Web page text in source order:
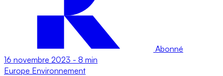
Abonné
16 novembre 2023 - 8 min
Europe Environnement